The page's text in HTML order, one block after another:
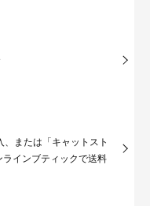
または「キャットスト
インブティックで送料